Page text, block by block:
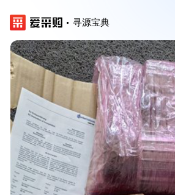
寻源宝典